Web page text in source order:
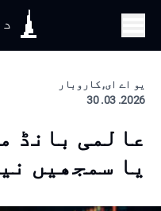
یو اے ای, کاروبار
2026. 03. 30
عالمی بانڈ
یا سمجھیں